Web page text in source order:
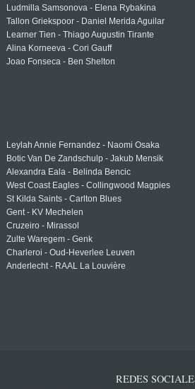
Ludmilla Samsonova - Elena Rybakina
Tallon Griekspoor - Daniel Merida Aguilar
Learner Tien - Thiago Augustin Tirante
Alina Korneeva - Cori Gauff
Joao Fonseca - Ben Shelton
Leylah Annie Fernandez - Naomi Osaka
Botic Van De Zandschulp - Jakub Mensik
Alexandra Eala - Belinda Bencic
West Coast Eagles - Collingwood Magpies
St Kilda Saints - Carlton Blues
Gent - KV Mechelen
Cruzeiro - Mirassol
Zulte Waregem - Genk
Charleroi - Oud-Heverlee Leuven
Anderlecht - RAAL La Louvière
REDES